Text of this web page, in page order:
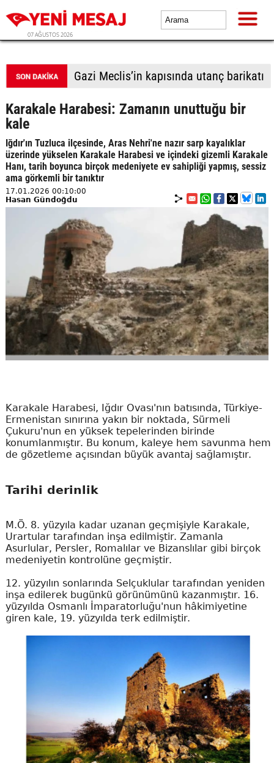
07 AĞUSTOS 2026
Güvenpark'ta direniş 25. günde
Karakale Harabesi: Zamanın unuttuğu bir
kale
Iğdır'ın Tuzluca ilçesinde, Aras Nehri'ne nazır sarp kayalıklar
üzerinde yükselen Karakale Harabesi ve içindeki gizemli Karakale
Hanı, tarih boyunca birçok medeniyete ev sahipliği yapmış, sessiz
ama görkemli bir tanıktır
17.01.2026 00:10:00
Hasan Gündoğdu
Karakale Harabesi, Iğdır Ovası'nın batısında, Türkiye-
Ermenistan sınırına yakın bir noktada, Sürmeli
Çukuru'nun en yüksek tepelerinden birinde
konumlanmıştır. Bu konum, kaleye hem savunma hem
de gözetleme açısından büyük avantaj sağlamıştır.
Tarihi derinlik
M.Ö. 8. yüzyıla kadar uzanan geçmişiyle Karakale,
Urartular tarafından inşa edilmiştir. Zamanla
Asurlular, Persler, Romalılar ve Bizanslılar gibi birçok
medeniyetin kontrolüne geçmiştir.
12. yüzyılın sonlarında Selçuklular tarafından yeniden
inşa edilerek bugünkü görünümünü kazanmıştır. 16.
yüzyılda Osmanlı İmparatorluğu'nun hâkimiyetine
giren kale, 19. yüzyılda terk edilmiştir.